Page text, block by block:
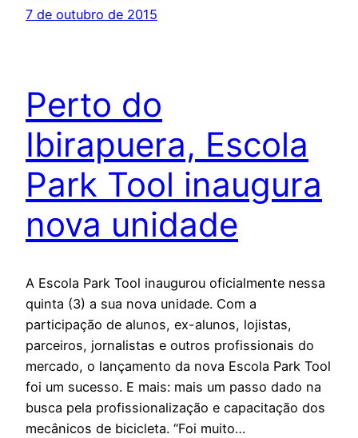
7 de outubro de 2015
Perto do
Ibirapuera, Escola
Park Tool inaugura
nova unidade
A Escola Park Tool inaugurou oficialmente nessa
quinta (3) a sua nova unidade. Com a
participação de alunos, ex-alunos, lojistas,
parceiros, jornalistas e outros profissionais do
mercado, o lançamento da nova Escola Park Tool
foi um sucesso. E mais: mais um passo dado na
busca pela profissionalização e capacitação dos
mecânicos de bicicleta. “Foi muito…